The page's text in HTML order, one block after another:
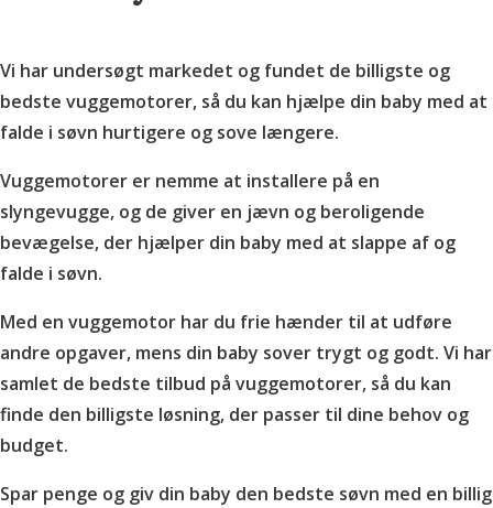
Vi har undersøgt markedet og fundet de billigste og
bedste vuggemotorer, så du kan hjælpe din baby med at
falde i søvn hurtigere og sove længere.
Vuggemotorer er nemme at installere på en
slyngevugge, og de giver en jævn og beroligende
bevægelse, der hjælper din baby med at slappe af og
falde i søvn.
Med en vuggemotor har du frie hænder til at udføre
andre opgaver, mens din baby sover trygt og godt. Vi har
samlet de bedste tilbud på vuggemotorer, så du kan
finde den billigste løsning, der passer til dine behov og
budget.
Spar penge og giv din baby den bedste søvn med en billig